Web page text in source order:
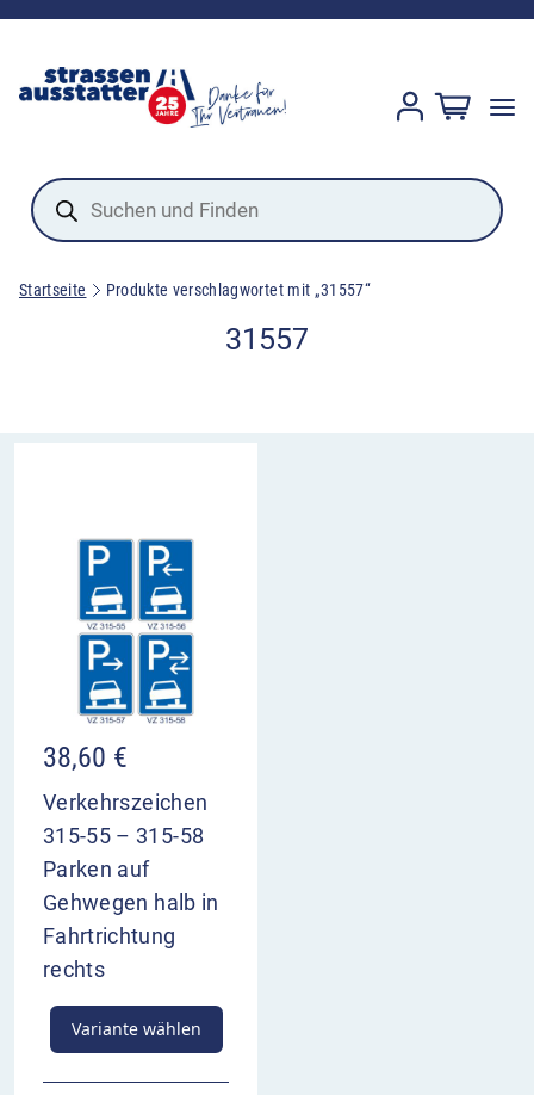
Products
search
Startseite Produkte verschlagwortet mit „31557“
31557
38,60 €
Verkehrszeichen
315-55 – 315-58
Parken auf
Gehwegen halb in
Fahrtrichtung
rechts
Variante wählen